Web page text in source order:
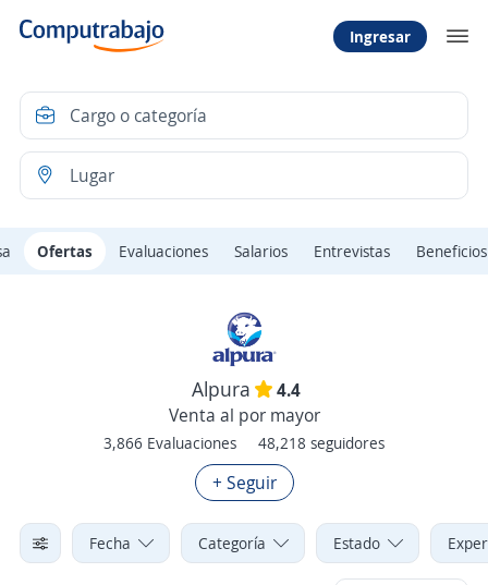
Ingresar
Ofertas Evaluaciones Salarios Entrevistas Beneficios
Alpura
4.4
Venta al por mayor
3,866 Evaluaciones 48,218 seguidores
+ Seguir
Fecha Categoría Estado